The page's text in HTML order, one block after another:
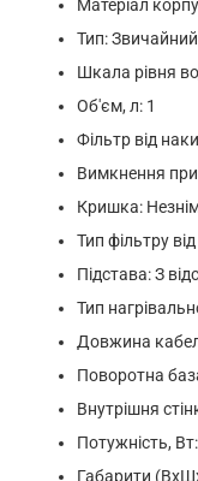
Матеріал
Тип: Звичайний
Шкала рівня
Об'єм, л: 1
Фільтр від
Вимкнення при
Кришка:
Тип фільтру
Підстава: З
Тип
Довжина
Поворотна
Внутрішня
Потужність,
Габарити